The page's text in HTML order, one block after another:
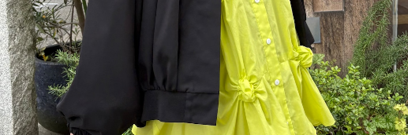
N
O
P
R
S
T
W
Y
【MEN'S】BRAND LIST